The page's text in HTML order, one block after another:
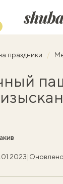
праздники
|